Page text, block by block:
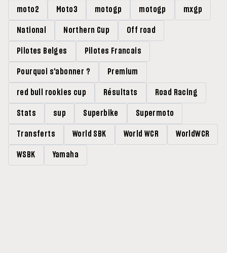
moto2 Moto3 motogp motogp mxgp
National Northern Cup Off road
Pilotes Belges Pilotes Francais
Pourquoi s'abonner ? Premium
red bull rookies cup Résultats Road Racing
Stats sup Superbike Supermoto
Transferts World SBK World WCR WorldWCR
WSBK Yamaha